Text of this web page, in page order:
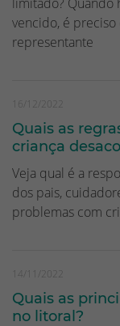
vencido, é
representante
16/12/2022
Quais as
criança
Veja qual é a
dos pais,
problemas com
14/11/2022
Quais as
no litoral?